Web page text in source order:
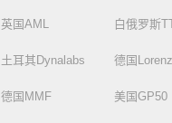
英国AML 白俄罗斯
土耳其Dynalabs 德国Lorenz
德国MMF 美国GP50